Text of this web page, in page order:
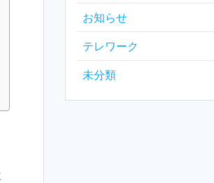
お知らせ
テレワーク
未分類